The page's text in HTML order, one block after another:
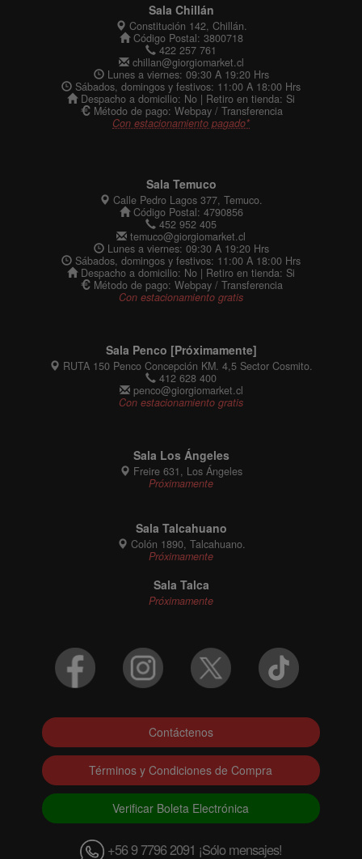
Sala Chillán
Constitución 142, Chillán.
Código Postal: 3800718
422 257 761
chillan@giorgiomarket.cl
Lunes a viernes: 09:30 A 19:20 Hrs
Sábados, domingos y festivos: 11:00 A 18:00 Hrs
Despacho a domicilio: No | Retiro en tienda: Si
Método de pago: Webpay / Transferencia
Con estacionamiento pagado*
Sala Temuco
Calle Pedro Lagos 377, Temuco.
Código Postal: 4790856
452 952 405
temuco@giorgiomarket.cl
Lunes a viernes: 09:30 A 19:20 Hrs
Sábados, domingos y festivos: 11:00 A 18:00 Hrs
Despacho a domicilio: No | Retiro en tienda: Si
Método de pago: Webpay / Transferencia
Con estacionamiento gratis
Sala Penco [Próximamente]
RUTA 150 Penco Concepción KM. 4,5 Sector Cosmito.
412 628 400
penco@giorgiomarket.cl
Con estacionamiento gratis
Sala Los Ángeles
Freire 631, Los Ángeles
Próximamente
Sala Talcahuano
Colón 1890, Talcahuano.
Próximamente
Sala Talca
Próximamente
Contáctenos
Términos y Condiciones de Compra
Verificar Boleta Electrónica
+56 9 7796 2091 ¡Sólo mensajes!